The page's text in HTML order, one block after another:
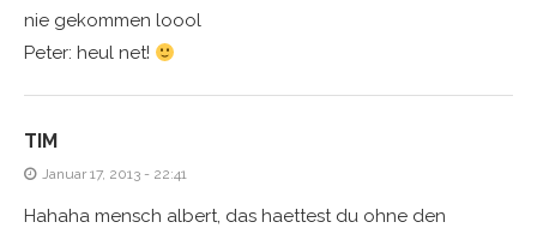
nie gekommen loool
Peter: heul net!
TIM
Januar 17, 2013 - 22:41
Hahaha mensch albert, das haettest du ohne den